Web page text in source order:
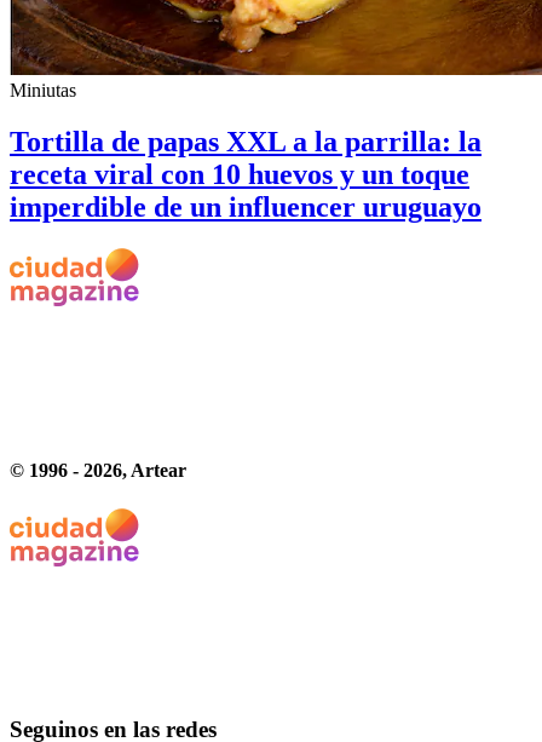
Miniutas
Tortilla de papas XXL a la parrilla: la
receta viral con 10 huevos y un toque
imperdible de un influencer uruguayo
© 1996 - 2026, Artear
Seguinos en las redes